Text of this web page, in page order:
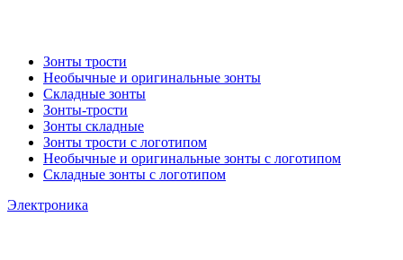
Зонты трости
Необычные и оригинальные зонты
Складные зонты
Зонты-трости
Зонты складные
Зонты трости с логотипом
Необычные и оригинальные зонты с логотипом
Складные зонты с логотипом
Электроника